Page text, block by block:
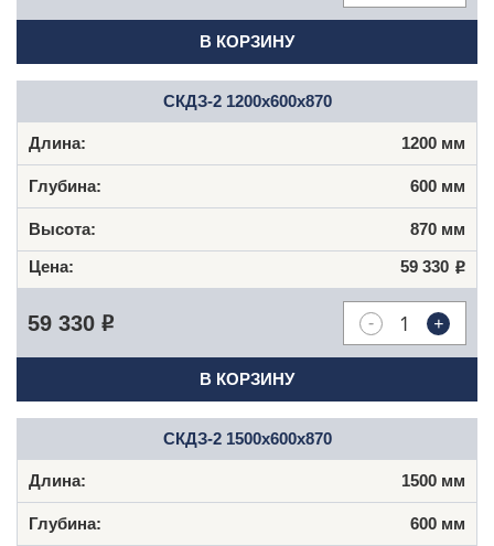
В КОРЗИНУ
СКДЗ-2 1200x600x870
1200 мм
600 мм
870 мм
59 330 Р
- +
59 330 Р
В КОРЗИНУ
СКДЗ-2 1500x600x870
1500 мм
600 мм